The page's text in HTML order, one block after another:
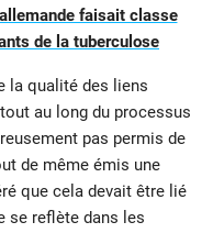
faisait classe
de la tuberculose
la qualité des liens
au long du processus
pas permis de
de même émis une
que cela devait être lié
se reflète dans les